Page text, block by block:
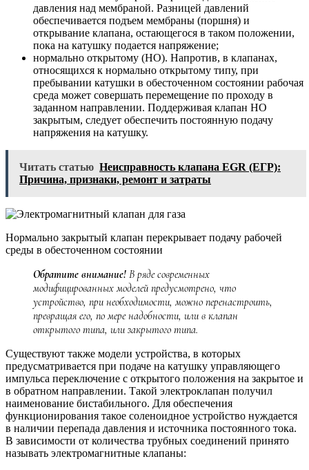
давления над мембраной. Разницей давлений
обеспечивается подъем мембраны (поршня) и
открывание клапана, остающегося в таком положении,
пока на катушку подается напряжение;
нормально открытому (НО). Напротив, в клапанах,
относящихся к нормально открытому типу, при
пребывании катушки в обесточенном состоянии рабочая
среда может совершать перемещение по проходу в
заданном направлении. Поддерживая клапан НО
закрытым, следует обеспечить постоянную подачу
напряжения на катушку.
Читать статью Неисправность клапана EGR (ЕГР):
Причина, признаки, ремонт и затраты
Нормально закрытый клапан перекрывает подачу рабочей
среды в обесточенном состоянии
Обратите внимание! В ряде современных
модифицированных моделей предусмотрено, что
устройство, при необходимости, можно перенастроить,
превращая его, по мере надобности, или в клапан
открытого типа, или закрытого типа.
Существуют также модели устройства, в которых
предусматривается при подаче на катушку управляющего
импульса переключение с открытого положения на закрытое и
в обратном направлении. Такой электроклапан получил
наименование бистабильного. Для обеспечения
функционирования такое соленоидное устройство нуждается
в наличии перепада давления и источника постоянного тока.
В зависимости от количества трубных соединений принято
называть электромагнитные клапаны: